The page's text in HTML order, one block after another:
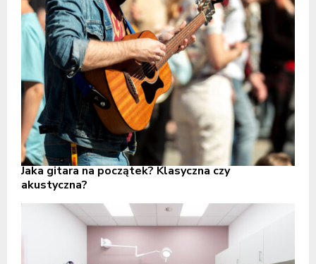
Jaka gitara na początek? Klasyczna czy
akustyczna?